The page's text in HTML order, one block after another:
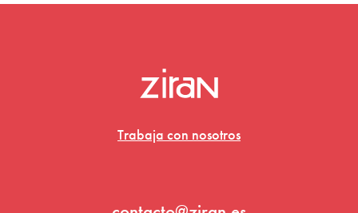
Trabaja con nosotros